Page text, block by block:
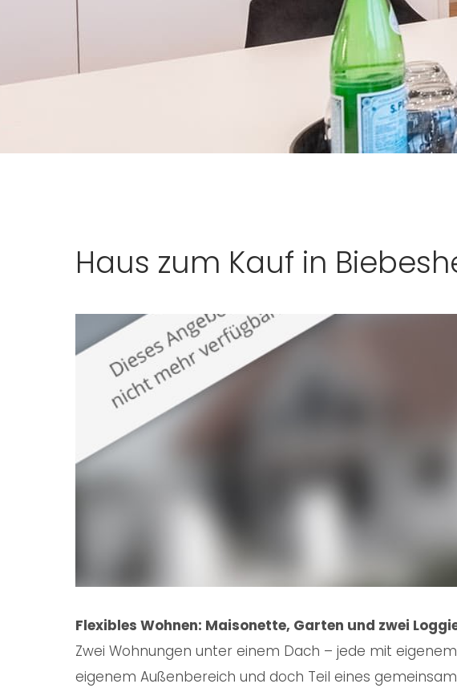
Haus zum Kauf in
Flexibles Wohnen: Maisonette, Garten und zwei
Zwei Wohnungen unter einem Dach – jede mit
eigenem Außenbereich und doch Teil eines